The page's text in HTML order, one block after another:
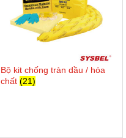
Bộ kit chống tràn dầu / hóa
chất (21)